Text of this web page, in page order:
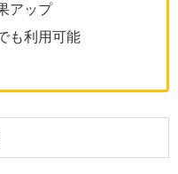
アップ
も利用可能